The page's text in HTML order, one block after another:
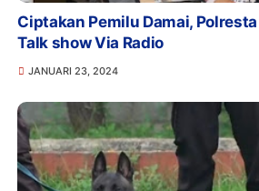
Ciptakan Pemilu Damai,
Talk show Via Radio
JANUARI 23, 2024